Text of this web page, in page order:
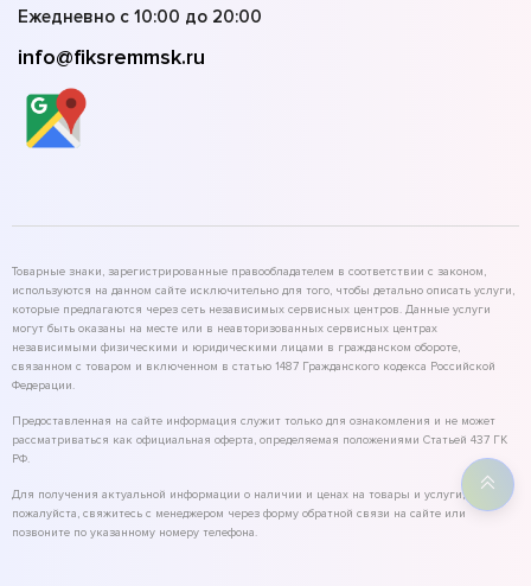
Ежедневно с 10:00 до 20:00
info@fiksremmsk.ru
Товарные знаки, зарегистрированные правообладателем в соответствии с законом,
используются на данном сайте исключительно для того, чтобы детально описать услуги,
которые предлагаются через сеть независимых сервисных центров. Данные услуги
могут быть оказаны на месте или в неавторизованных сервисных центрах
независимыми физическими и юридическими лицами в гражданском обороте,
связанном с товаром и включенном в статью 1487 Гражданского кодекса Российской
Федерации.
Предоставленная на сайте информация служит только для ознакомления и не может
рассматриваться как официальная оферта, определяемая положениями Статьей 437 ГК
РФ.
Для получения актуальной информации о наличии и ценах на товары и услуги,
пожалуйста, свяжитесь с менеджером через форму обратной связи на сайте или
позвоните по указанному номеру телефона.